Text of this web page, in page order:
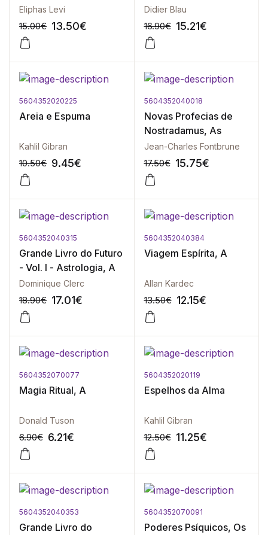
Eliphas Levi
15.00€ 13.50€
Divinatórias do Mundo
Inteiro
Didier Blau
16.90€ 15.21€
5604352020225
Areia e Espuma
Kahlil Gibran
10.50€ 9.45€
5604352040018
Novas Profecias de
Nostradamus, As
Jean-Charles Fontbrune
17.50€ 15.75€
5604352040315
Grande Livro do Futuro
- Vol. I - Astrologia, A
Dominique Clerc
18.90€ 17.01€
5604352040384
Viagem Espírita, A
Allan Kardec
13.50€ 12.15€
5604352070077
Magia Ritual, A
Donald Tuson
6.90€ 6.21€
5604352020119
Espelhos da Alma
Kahlil Gibran
12.50€ 11.25€
5604352040353
Grande Livro do
5604352070091
Poderes Psíquicos, Os